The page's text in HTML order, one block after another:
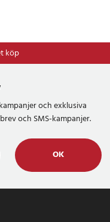
köp
och exklusiva
och SMS-kampanjer.
OK